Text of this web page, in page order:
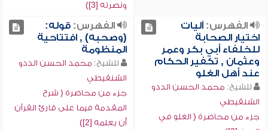
ونصرته [3])
الفهرس:آليات
اختيار الصحابة
للخلفاء أبي بكر وعمر
وعثمان , تكفير الحكام
عند أهل الغلو
للشيخ: محمد الحسن الددو
الشنقيطي
جزء من محاضرة ( الغلو في
الفهرس:قوله:
(وصحبه) , افتتاحية
المنظومة
للشيخ: محمد الحسن الددو
الشنقيطي
جزء من محاضرة ( شرح
المقدمة فيما على قارئ القرآن
أن يعلمه [2])